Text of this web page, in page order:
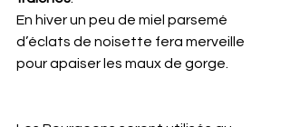
En hiver un peu de miel parsemé
d’éclats de noisette fera merveille
pour apaiser les maux de gorge.